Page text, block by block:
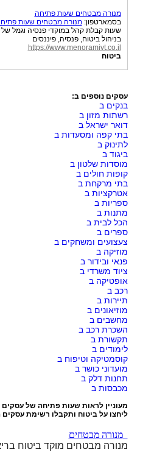
מנורה מבטחים שעות פתיחה
בסמארטפון:מנורה מבטחים שעות
שעות קבלת קהל במוקדי פנסיה וגמל
בניהול ביטוח, פנסיה, פיננסים
https://www.menoramivt.co.il
ביטוח
עסקים נוספים ב:
בנקים ב
רשתות מזון ב
דואר ישראל ב
בתי קפה ומסעדות ב
לתינוק ב
ביגוד ב
מוסדות שלטון ב
קופות חולים ב
בתי מרקחת ב
אטרקציות ב
ספריות ב
מתנות ב
הכל לבית ב
ספרים ב
צעצועים ומשחקים ב
מוזיקה ב
פנאי ובידור ב
ציוד משרדי ב
אופטיקה ב
רכב ב
תיירות ב
מוזיאונים ב
מחשבים ב
השכרת רכב ב
תקשורת ב
לימודים ב
קוסמטיקה וטיפוח ב
מועדוני כושר ב
תחנות דלק ב
מכבסות ב
מעוניין לראות שעות פתיחה של
ליחצו עלביטוח ותקבלו רשימת עסקים
מנורה מבטחים
מנורה מבטחים מוקד ביטוח